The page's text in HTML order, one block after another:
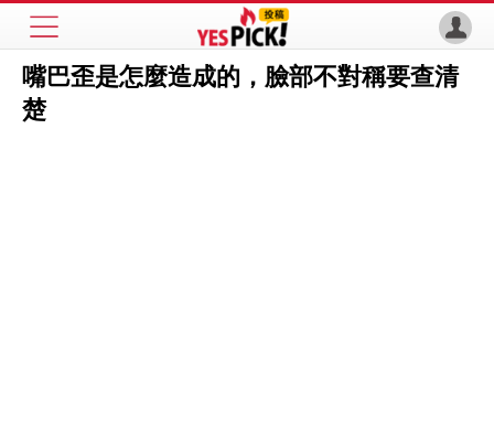
嘴巴歪是怎麼造成的，臉部不對稱要查清
楚